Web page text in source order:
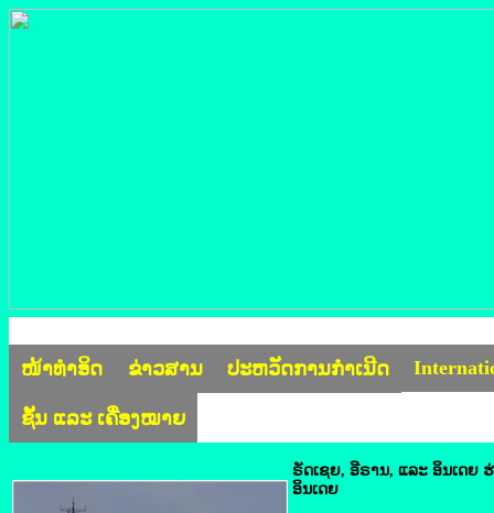
ໜ້າທຳອິດ ຂ່າວສານ ປະຫວັດການກຳເນີດ
ຊັ້ນ ແລະ ເຄື່ອງໝາຍ
ຣັດເຊຍ, ອີຣານ, ​ແລະ ອິນ​ເດ
ອິນ​ເດຍ